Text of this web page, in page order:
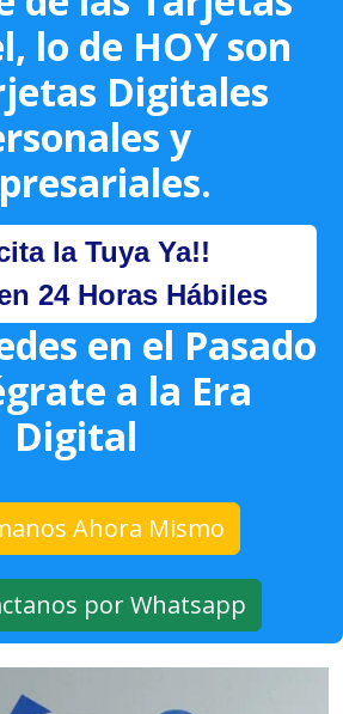
lo de HOY son
Digitales
y
la Tuya Ya!!
24 Horas Hábiles
en el Pasado
a la Era
Digital
Ahora Mismo
por Whatsapp